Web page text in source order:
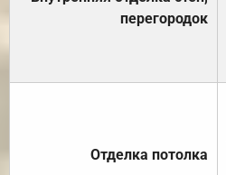
перегородок
Отделка потолка